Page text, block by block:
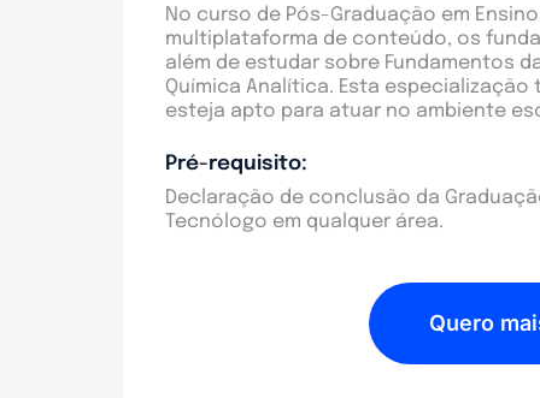
No curso de Pós-Graduação em
multiplataforma de conteúdo, os
além de estudar sobre Fundamentos
Química Analítica. Esta
esteja apto para atuar no ambiente
Pré-requisito:
Declaração de conclusão da
Tecnólogo em qualquer área.
Quero